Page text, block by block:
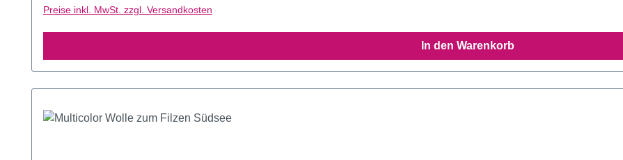
Preise inkl. MwSt. zzgl. Versandkosten
In den Warenkorb